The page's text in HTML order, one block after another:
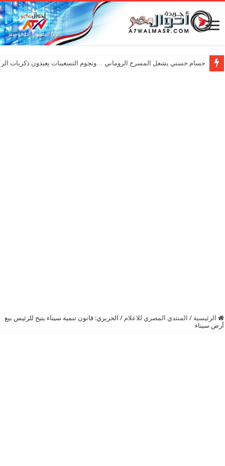
حسام حسني يشعل المسرح الروماني …ونجوم التسعينات يعيدون ذكريات
الرئيسية / المنتدي المصري للاعلام / الحريري: قانون تنمية سيناء يتيح للرئيس بيع
أرض سيناء